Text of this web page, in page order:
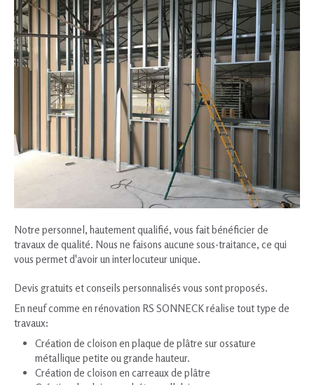
Notre personnel, hautement qualifié, vous fait bénéficier de
travaux de qualité. Nous ne faisons aucune sous-traitance, ce qui
vous permet d'avoir un interlocuteur unique.
Devis gratuits et conseils personnalisés vous sont proposés.
En neuf comme en rénovation RS SONNECK réalise tout type de
travaux:
Création de cloison en plaque de plâtre sur ossature
métallique petite ou grande hauteur.
Création de cloison en carreaux de plâtre